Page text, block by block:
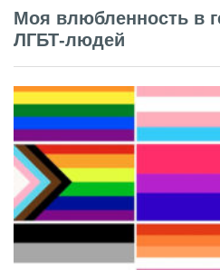
Моя влюбленность в
ЛГБТ-людей